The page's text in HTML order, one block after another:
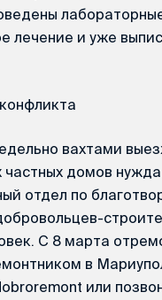
лечение и уже
вахтами
домов
отдел по
С 8 марта
в
или